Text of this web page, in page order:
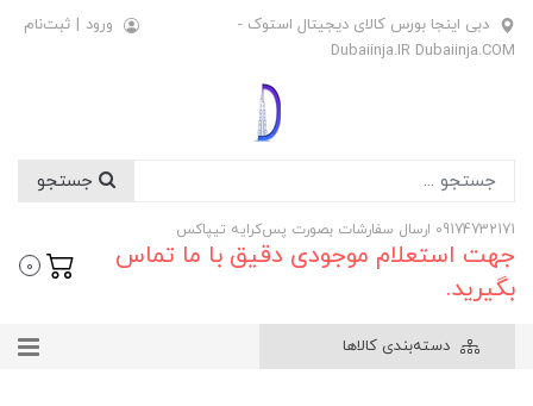
دبی اینجا بورس کالای دیجیتال استوک -
Dubaiinja.IR Dubaiinja.COM
ورود | ثبت‌نام
09174732171 ارسال سفارشات بصورت پس‌کرایه تیپاکس
جهت استعلام موجودی دقیق با ما تماس
بگیرید.
0
دسته‌بندی کالاها